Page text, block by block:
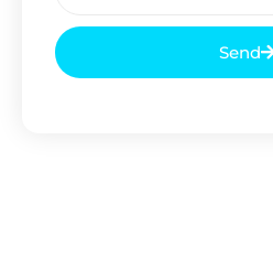
Send